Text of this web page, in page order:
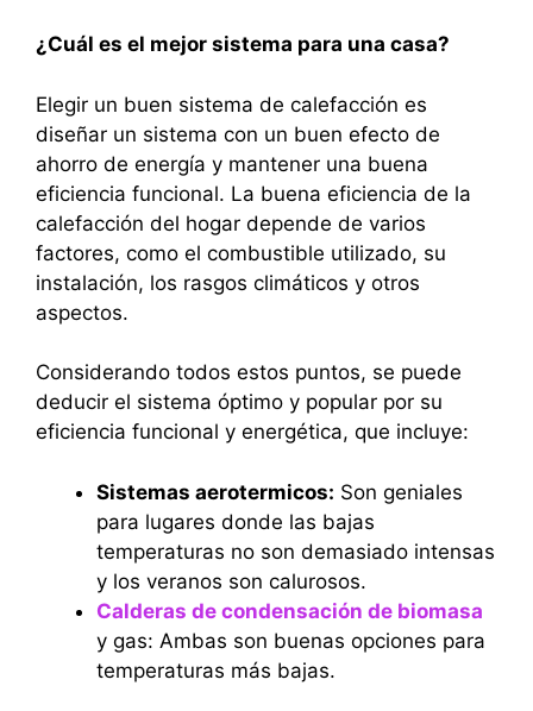
¿Cuál es el mejor sistema para una casa?
Elegir un buen sistema de calefacción es
diseñar un sistema con un buen efecto de
ahorro de energía y mantener una buena
eficiencia funcional. La buena eficiencia de la
calefacción del hogar depende de varios
factores, como el combustible utilizado, su
instalación, los rasgos climáticos y otros
aspectos.
Considerando todos estos puntos, se puede
deducir el sistema óptimo y popular por su
eficiencia funcional y energética, que incluye:
Sistemas aerotermicos: Son geniales
para lugares donde las bajas
temperaturas no son demasiado intensas
y los veranos son calurosos.
Calderas de condensación de biomasa
y gas: Ambas son buenas opciones para
temperaturas más bajas.